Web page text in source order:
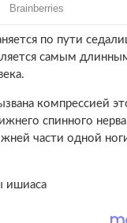
по пути
самым
компрессией
спинного
части одной
ишиаса